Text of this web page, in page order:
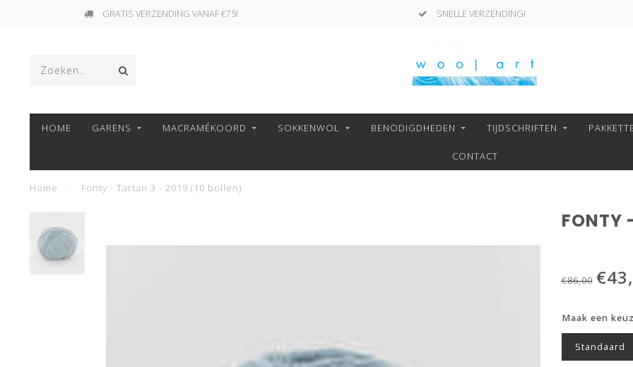
GRATIS VERZENDING VANAF €75! SNELLE VERZENDING!
HOME GARENS MACRAMÉKOORD SOKKENWOL BENODIGDHEDEN TIJDSCHRIFTEN
CONTACT
Home Fonty - Tartan 3 - 2019 (10 bollen)
FONTY
€86,00
Maak een
Standaard